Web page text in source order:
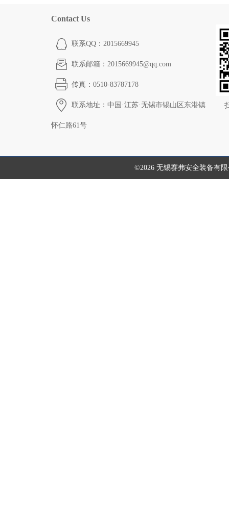
Contact Us
联系QQ：2015669945
联系邮箱：2015669945@qq.com
传真：0510-83787178
联系地址：中国·江苏·无锡市锡山区东港镇
怀仁路61号
©2026 无锡赛弗安全装备有